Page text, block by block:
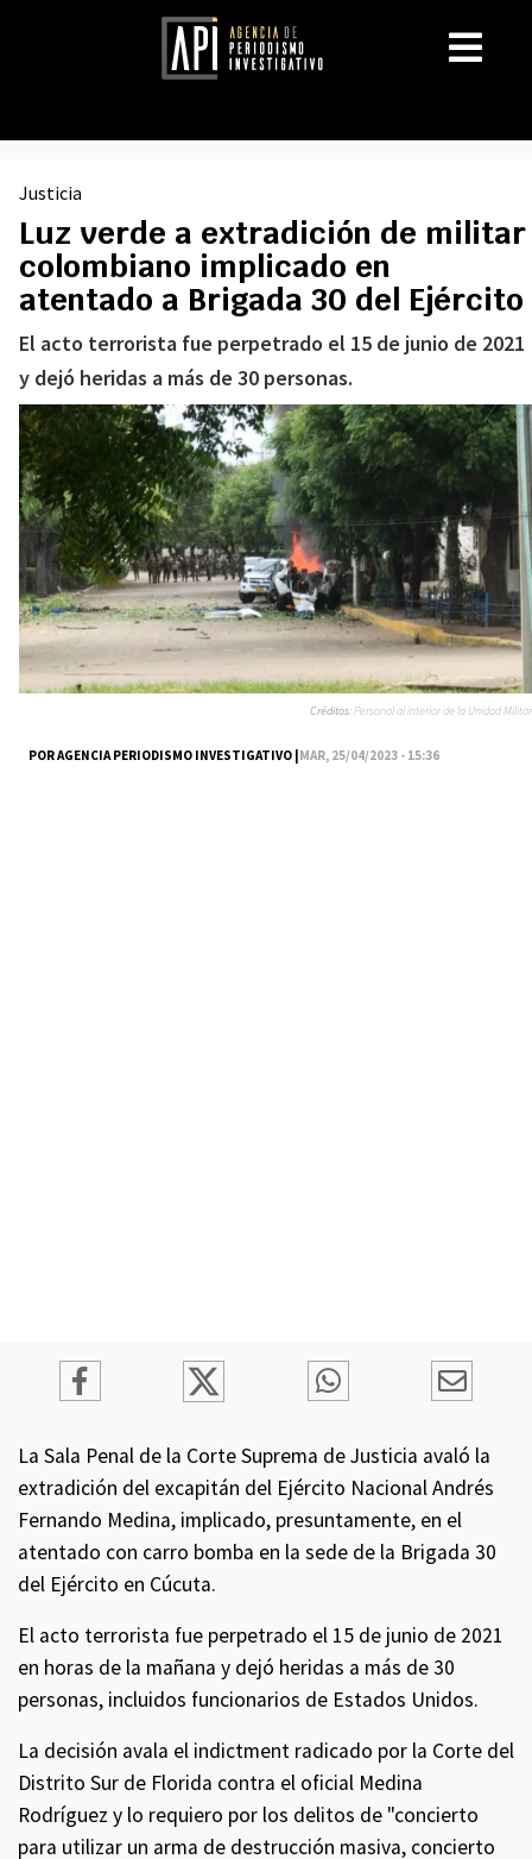
Justicia
Luz verde a extradición de militar
colombiano implicado en
atentado a Brigada 30 del Ejército
El acto terrorista fue perpetrado el 15 de junio de 2021
y dejó heridas a más de 30 personas.
POR AGENCIA PERIODISMO INVESTIGATIVO |MAR, 25/04/2023 - 15:36
Créditos:Personal al interior de la Unidad Militar
La Sala Penal de la Corte Suprema de Justicia avaló la
extradición del excapitán del Ejército Nacional Andrés
Fernando Medina, implicado, presuntamente, en el
atentado con carro bomba en la sede de la Brigada 30
del Ejército en Cúcuta.
El acto terrorista fue perpetrado el 15 de junio de 2021
en horas de la mañana y dejó heridas a más de 30
personas, incluidos funcionarios de Estados Unidos.
La decisión avala el indictment radicado por la Corte del
Distrito Sur de Florida contra el oficial Medina
Rodríguez y lo requiero por los delitos de "concierto
para utilizar un arma de destrucción masiva, concierto